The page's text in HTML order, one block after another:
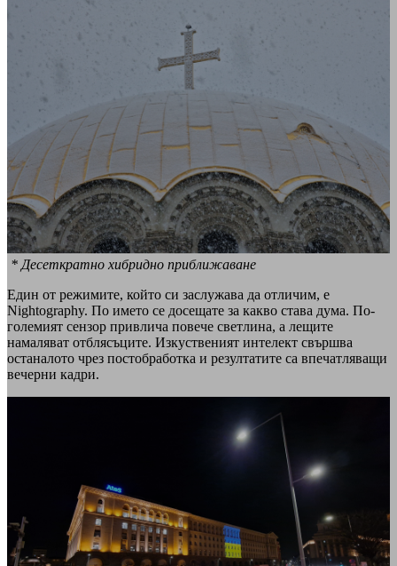
* Десеткратно хибридно приближаване
Един от режимите, който си заслужава да отличим, е
Nightography. По името се досещате за какво става дума. По-
големият сензор привлича повече светлина, а лещите
намаляват отблясъците. Изкуственият интелект свършва
останалото чрез постобработка и резултатите са впечатляващи
вечерни кадри.